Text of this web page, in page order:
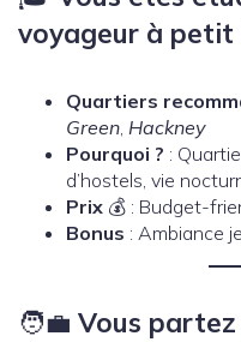
voyageur à petit
Quartiers
Green, Hackney
Pourquoi ? :
d’hostels, vie
Prix 💰 : Budget-
Bonus : Ambiance
🧑‍💼 Vous